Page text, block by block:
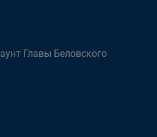
Главы Беловского